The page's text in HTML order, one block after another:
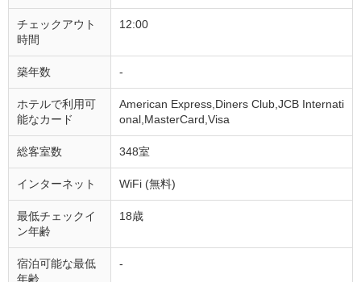
チェックアウト
時間
12:00
築年数 -
ホテルで利用可
能なカード
American Express,Diners Club,JCB Internati
onal,MasterCard,Visa
総客室数 348室
インターネット WiFi (無料)
最低チェックイ
ン年齢
18歳
宿泊可能な最低
年齢
-